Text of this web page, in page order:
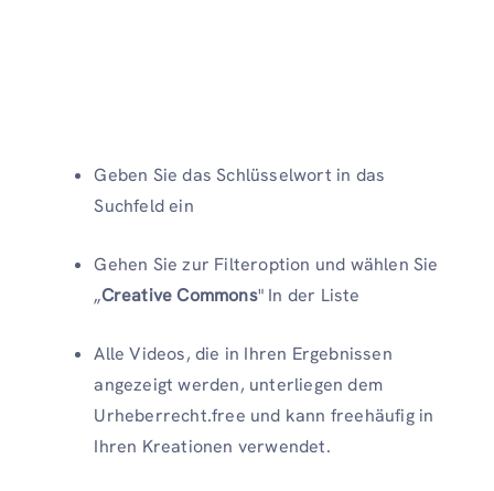
Geben Sie das Schlüsselwort in das
Suchfeld ein
Gehen Sie zur Filteroption und wählen Sie
„Creative Commons" In der Liste
Alle Videos, die in Ihren Ergebnissen
angezeigt werden, unterliegen dem
Urheberrecht.free und kann freehäufig in
Ihren Kreationen verwendet.